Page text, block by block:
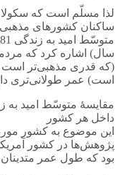
لذا مسلّم است که
ساکنان کشورهای مذهبی
سال) اشاره کرد که
است) عمر طولانی‌تری
مقایسۀ متوسّط امید به
داخل هر کشور
این موضوع به کشور
پژوهش‌ها در کشور
بود که طول عمر